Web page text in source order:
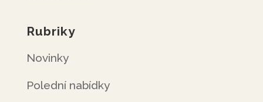
Rubriky
Novinky
Polední nabídky